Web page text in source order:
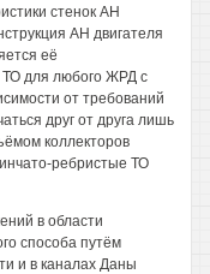
стенок АН
АН двигателя
её
ТО для любого ЖРД с
от требований
друг от друга лишь
коллекторов
ребристые ТО
в области
способа путём
и в каналах Даны